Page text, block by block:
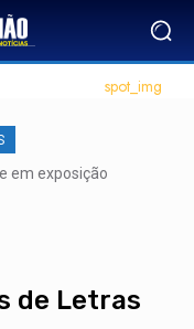
em exposição
de Letras